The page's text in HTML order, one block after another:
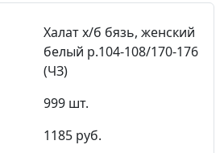
Халат х/б бязь, женский
белый р.104-108/170-176
(ЧЗ)
999 шт.
1185 руб.